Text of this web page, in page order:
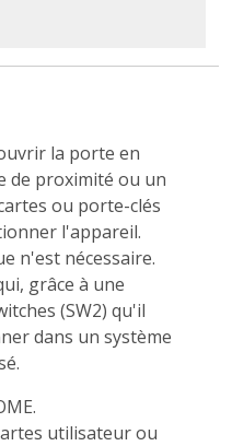
la porte en
de proximité ou un
ou porte-clés
l'appareil.
n'est nécessaire.
grâce à une
(SW2) qu'il
dans un système
utilisateur ou